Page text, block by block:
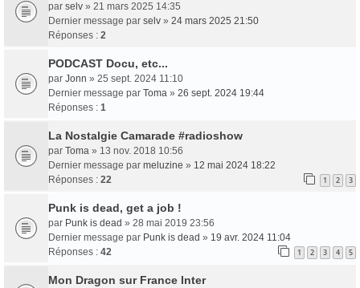
par selv » 21 mars 2025 14:35
Dernier message par selv » 24 mars 2025 21:50
Réponses : 2
PODCAST Docu, etc...
par Jonn » 25 sept. 2024 11:10
Dernier message par Toma » 26 sept. 2024 19:44
Réponses : 1
La Nostalgie Camarade #radioshow
par Toma » 13 nov. 2018 10:56
Dernier message par meluzine » 12 mai 2024 18:22
Réponses : 22 1 2 3
Punk is dead, get a job !
par Punk is dead » 28 mai 2019 23:56
Dernier message par Punk is dead » 19 avr. 2024 11:04
Réponses : 42 1 2 3 4 5
Mon Dragon sur France Inter